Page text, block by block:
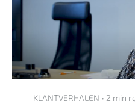
KLANTVERHALEN • 2 min